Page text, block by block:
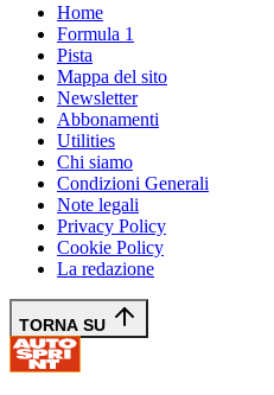
Home
Formula 1
Pista
Mappa del sito
Newsletter
Abbonamenti
Utilities
Chi siamo
Condizioni Generali
Note legali
Privacy Policy
Cookie Policy
La redazione
TORNA SU